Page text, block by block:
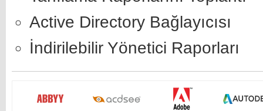
Active Directory Bağlayıcısı
İndirilebilir Yönetici Raporları